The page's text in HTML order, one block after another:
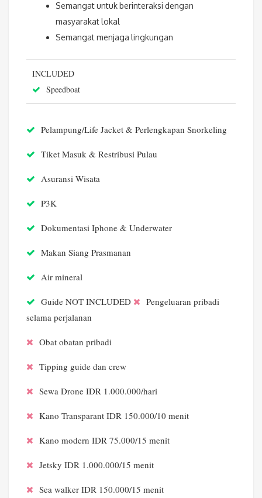
Semangat untuk berinteraksi dengan
masyarakat lokal
Semangat menjaga lingkungan
INCLUDED
Speedboat
Pelampung/Life Jacket & Perlengkapan Snorkeling
Tiket Masuk & Restribusi Pulau
Asuransi Wisata
P3K
Dokumentasi Iphone & Underwater
Makan Siang Prasmanan
Air mineral
Guide NOT INCLUDED
Pengeluaran pribadi
selama perjalanan
Obat obatan pribadi
Tipping guide dan crew
Sewa Drone IDR 1.000.000/hari
Kano Transparant IDR 150.000/10 menit
Kano modern IDR 75.000/15 menit
Jetsky IDR 1.000.000/15 menit
Sea walker IDR 150.000/15 menit